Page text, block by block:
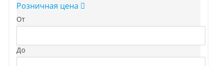
Розничная цена
От
До